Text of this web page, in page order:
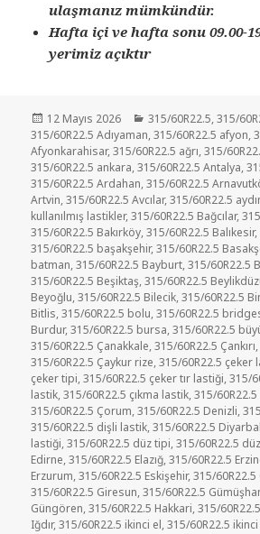
ulaşmanız mümkündür.
Hafta içi ve hafta sonu 09.00-
yerimiz açıktır
Yayın
tarihi
12 Mayıs 2026 Kategoriler
315/60R22.5,315/
315/60R22.5 Adıyaman,315/60R22.5 afyon,
Afyonkarahisar,315/60R22.5 ağrı,315/
315/60R22.5 ankara,315/60R22.5 Antalya,
315/60R22.5 Ardahan,315/60R22.5
Artvin,315/60R22.5 Avcılar,315/60R22.5
kullanılmış lastikler,315/60R22.5 Bağcılar,
315/60R22.5 Bakırköy,315/60R22.5 Balıkesir,
315/60R22.5 başakşehir,315/60R22.5
batman,315/60R22.5 Bayburt,315/60R22.5
315/60R22.5 Beşiktaş,315/60R22.5
Beyoğlu,315/60R22.5 Bilecik,315/60R22.5
Bitlis,315/60R22.5 bolu,315/60R22.5
Burdur,315/60R22.5 bursa,315/60R22.5
315/60R22.5 Çanakkale,315/60R22.5 Çankırı
315/60R22.5 Çaykur rize,315/60R22.5 çeker
çeker tipi,315/60R22.5 çeker tır lastiği,315/
lastik,315/60R22.5 çıkma lastik,315/
315/60R22.5 Çorum,315/60R22.5 Denizli,
315/60R22.5 dişli lastik,315/60R22.5
lastiği,315/60R22.5 düz tipi,315/60R22.5
Edirne,315/60R22.5 Elazığ,315/60R22.5
Erzurum,315/60R22.5 Eskişehir,315/
315/60R22.5 Giresun,315/60R22.5
Güngören,315/60R22.5 Hakkari,315/
Iğdır,315/60R22.5 ikinci el,315/60R22.5